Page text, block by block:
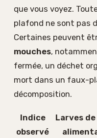
que vous voyez.
plafond ne sont pas
Certaines peuvent
mouches,
fermée, un déchet
mort dans un faux-
décomposition.
Indice
observé
Larves